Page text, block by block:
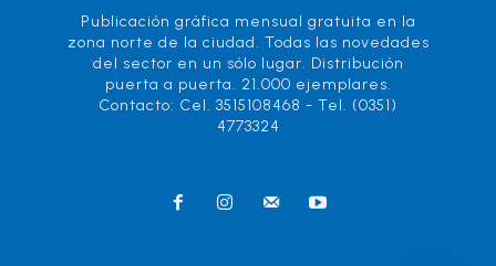
Publicación gráfica mensual gratuita en la
zona norte de la ciudad. Todas las novedades
del sector en un sólo lugar. Distribución
puerta a puerta. 21.000 ejemplares.
Contacto: Cel. 3515108468 - Tel. (0351)
4773324